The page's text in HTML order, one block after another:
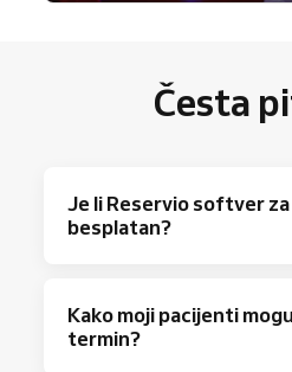
Česta
Je li Reservio softver
besplatan?
40 rezervacija mjesečno i
značajkama za naručivanje.
Kako moji pacijenti
termin?